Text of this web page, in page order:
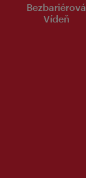
Bezbariérová
Vídeň